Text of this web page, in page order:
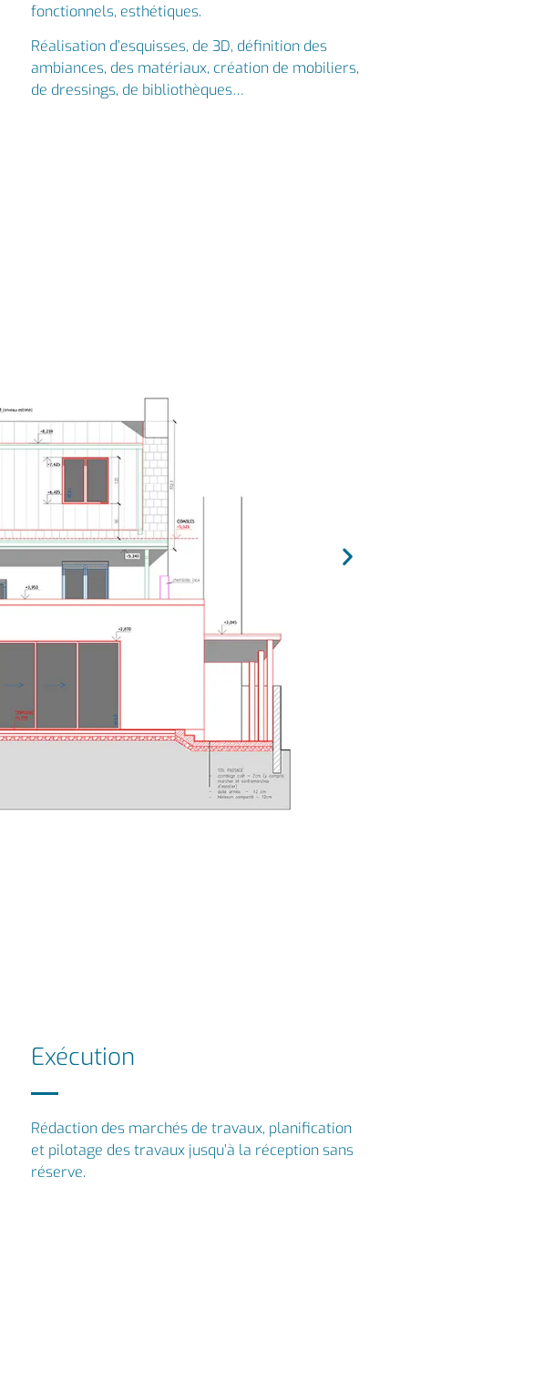
fonctionnels, esthétiques.
Réalisation d’esquisses, de 3D, définition des
ambiances, des matériaux, création de mobiliers,
de dressings, de bibliothèques…
Exécution
Rédaction des marchés de travaux, planification
et pilotage des travaux jusqu’à la réception sans
réserve.